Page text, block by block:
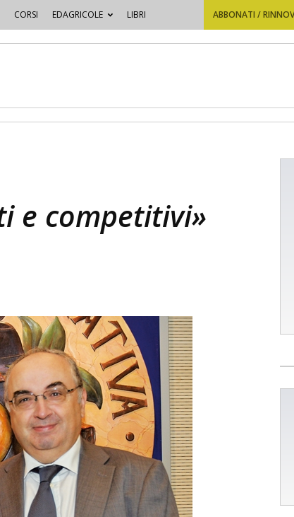
CORSI EDAGRICOLE LIBRI ABBONATI /
e competitivi»